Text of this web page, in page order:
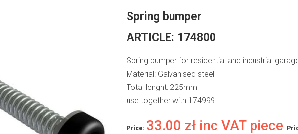
Spring bumper
ARTICLE: 174800
Spring bumper for residential and industrial
Material: Galvanised steel
Total lenght: 225mm
use together with 174999
Price: 33.00 zł inc VAT piece